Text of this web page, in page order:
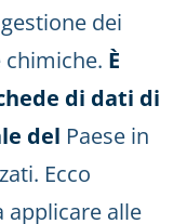
dei
È
di dati di
del Paese in
Ecco
applicare alle